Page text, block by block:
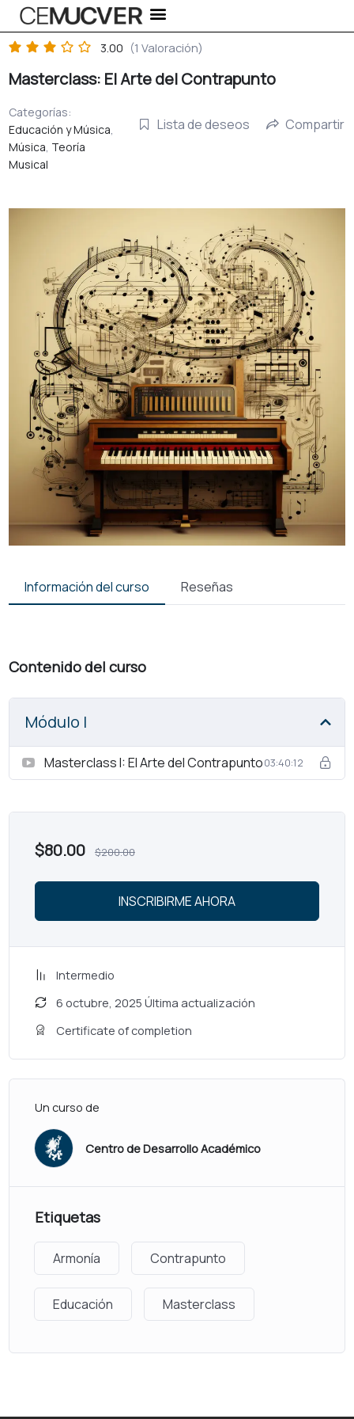
al
contenido
3.00 (1 Valoración)
Masterclass: El Arte del Contrapunto
Categorías:
Educación y Música,
Música, Teoría
Musical
Lista de deseos Compartir
Información del curso Reseñas
Contenido del curso
Módulo I
Masterclass I: El Arte del Contrapunto03:40:12
$80.00 $200.00
INSCRIBIRME AHORA
Intermedio
6 octubre, 2025 Última actualización
Certificate of completion
Un curso de
Centro de Desarrollo Académico
Etiquetas
Armonía Contrapunto
Educación Masterclass